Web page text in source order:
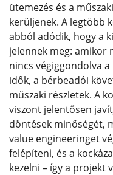
ütemezés és a
kerüljenek. A legtöbb
abból adódik, hogy a
jelennek meg: amikor
nincs végiggondolva
idők, a bérbeadói
műszaki részletek. A
viszont jelentősen
döntések minőségét,
value engineeringet
felépíteni, és a
kezelni – így a projekt